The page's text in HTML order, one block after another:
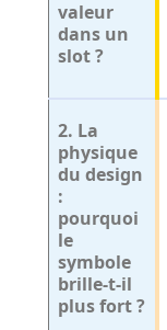
valeur
dans un
slot ?
2. La
physique
du design
:
pourquoi
le
symbole
brille-t-il
plus fort ?